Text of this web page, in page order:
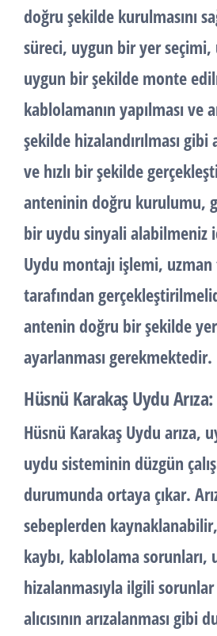
doğru şekilde kurulmasını
süreci, uygun bir yer
uygun bir şekilde monte
kablolamanın yapılması
şekilde hizalandırılması gibi
ve hızlı bir şekilde
anteninin doğru kurulumu,
bir uydu sinyali alabilmeniz
Uydu montajı işlemi,
tarafından
antenin doğru bir şekilde
ayarlanması gerekmektedir.
Hüsnü Karakaş Uydu Arıza:
Hüsnü Karakaş Uydu arıza,
uydu sisteminin düzgün
durumunda ortaya çıkar.
sebeplerden
kaybı, kablolama
hizalanmasıyla ilgili
alıcısının arızalanması gibi